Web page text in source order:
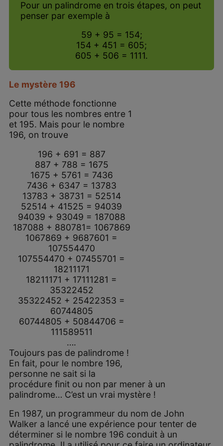
Pour un palindrome en trois étapes, on peut
penser par exemple à
59 + 95 = 154;
154 + 451 = 605;
605 + 506 = 1111.
Le mystère 196
Cette méthode fonctionne
pour tous les nombres entre 1
et 195. Mais pour le nombre
196, on trouve
196 + 691 = 887
887 + 788 = 1675
1675 + 5761 = 7436
7436 + 6347 = 13783
13783 + 38731 = 52514
52514 + 41525 = 94039
94039 + 93049 = 187088
187088 + 880781= 1067869
1067869 + 9687601 =
107554470
107554470 + 07455701 =
18211171
18211171 + 17111281 =
35322452
35322452 + 25422353 =
60744805
60744805 + 50844706 =
111589511
….
Toujours pas de palindrome !
En fait, pour le nombre 196,
personne ne sait si la
procédure finit ou non par mener à un
palindrome… C’est un vrai mystère !
En 1987, un programmeur du nom de John
Walker a lancé une expérience pour tenter de
déterminer si le nombre 196 conduit à un